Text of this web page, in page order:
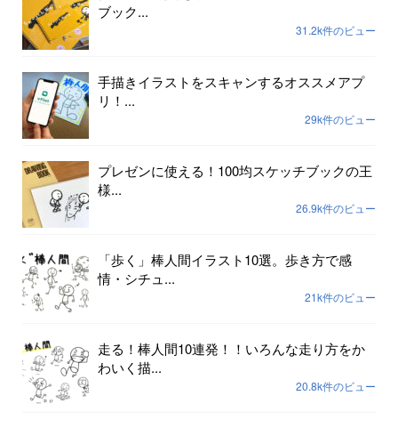
ブック...
31.2k件のビュー
手描きイラストをスキャンするオススメアプ
リ！...
29k件のビュー
プレゼンに使える！100均スケッチブックの王
様...
26.9k件のビュー
「歩く」棒人間イラスト10選。歩き方で感
情・シチュ...
21k件のビュー
走る！棒人間10連発！！いろんな走り方をか
わいく描...
20.8k件のビュー